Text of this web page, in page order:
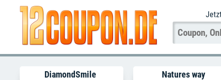
DiamondSmile Natures way